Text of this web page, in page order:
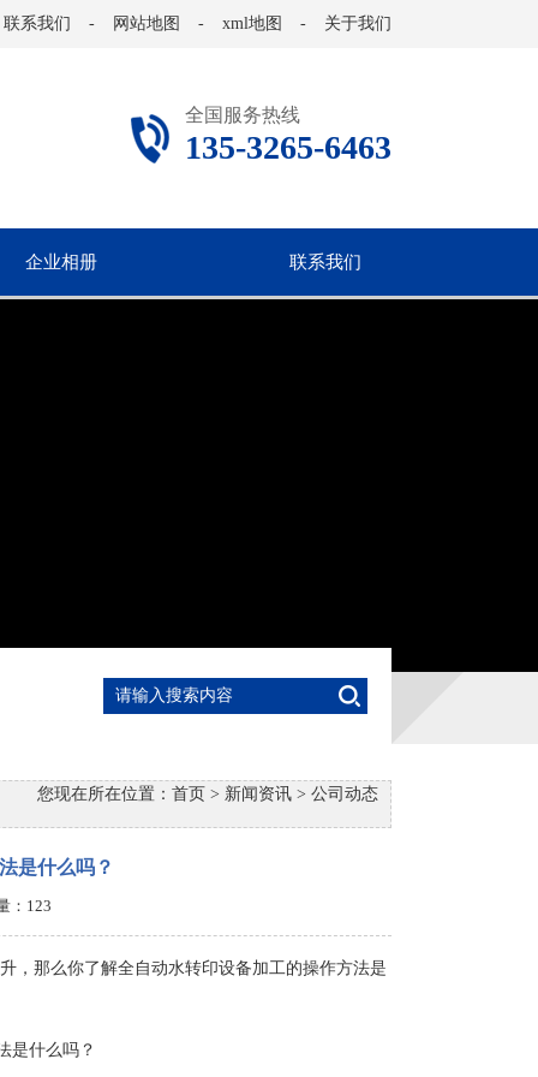
联系我们 - 网站地图 - xml地图 - 关于我们
全国服务热线
135-3265-6463
企业相册 联系我们
您现在所在位置： 首页 > 新闻资讯 > 公司动态
是什么吗？
： 123
，那么你了解全自动水转印设备加工的操作方法是